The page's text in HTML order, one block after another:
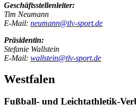
Geschäftsstellenleiter:
Tim Neumann
E-Mail: neumann@tlv-sport.de
Präsidentin:
Stefanie Wallstein
E-Mail: wallstein@tlv-sport.de
Westfalen
Fußball- und Leichtathletik-